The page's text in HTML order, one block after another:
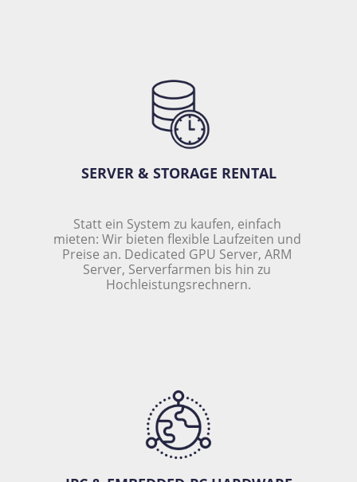
SERVER & STORAGE RENTAL
Statt ein System zu kaufen, einfach
mieten: Wir bieten flexible Laufzeiten und
Preise an. Dedicated GPU Server, ARM
Server, Serverfarmen bis hin zu
Hochleistungsrechnern.